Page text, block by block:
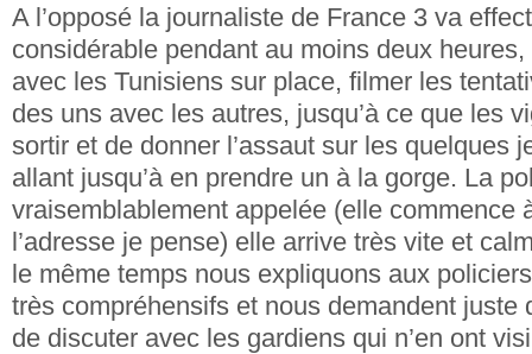
A l’opposé la journaliste de France 3 va
considérable pendant au moins deux
avec les Tunisiens sur place, filmer les
des uns avec les autres, jusqu’à ce que les
sortir et de donner l’assaut sur les quelques
allant jusqu’à en prendre un à la gorge. La
vraisemblablement appelée (elle commence
l’adresse je pense) elle arrive très vite et
le même temps nous expliquons aux
très compréhensifs et nous demandent juste
de discuter avec les gardiens qui n’en ont